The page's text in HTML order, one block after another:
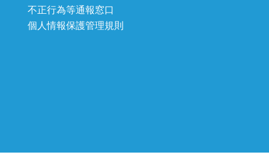
不正行為等通報窓口
個人情報保護管理規則